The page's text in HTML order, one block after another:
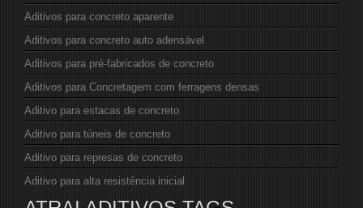
Aditivos para concreto aparente
Aditivos para concreto auto adensável
Aditivos para pré-fabricados de concreto
Aditivos para Concretagem com ferragens densas
Aditivo para estacas de concreto
Aditivo para túneis de concreto
Aditivo para represas de concreto
Aditivo para alta resistência inicial